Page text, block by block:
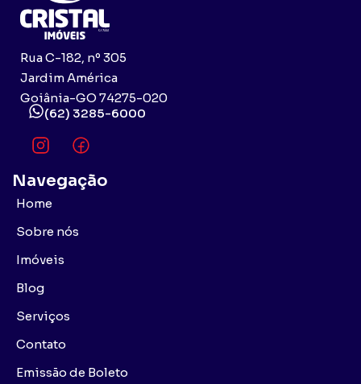
Rua C-182, nº 305
Jardim América
Goiânia-GO 74275-020
(62) 3285-6000
Navegação
Home
Sobre nós
Imóveis
Blog
Serviços
Contato
Emissão de Boleto